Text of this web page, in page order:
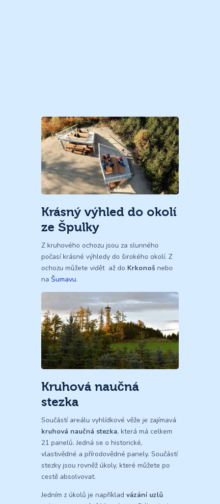
Krásný výhled do okolí
ze Špulky
Z kruhového ochozu jsou za slunného
počasí krásné výhledy do širokého okolí. Z
ochozu můžete vidět až do Krkonoš nebo
na Šumavu.
Kruhová naučná
stezka
Součástí areálu vyhlídkové věže je zajímavá
kruhová naučná stezka, která má celkem
21 panelů. Jedná se o historické,
vlastivědné a přírodovědné panely. Součástí
stezky jsou rovněž úkoly, které můžete po
cestě absolvovat.
Jedním z úkolů je například vázání uzlů